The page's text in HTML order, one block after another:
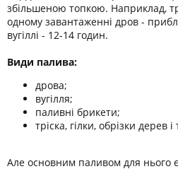
збільшеною топкою. Наприклад,
одному завантаженні дров -
вугіллі - 12-14 годин.
Види палива:
дрова;
вугілля;
паливні брикети;
тріска, гілки, обрізки дерев і
Але основним паливом для нього